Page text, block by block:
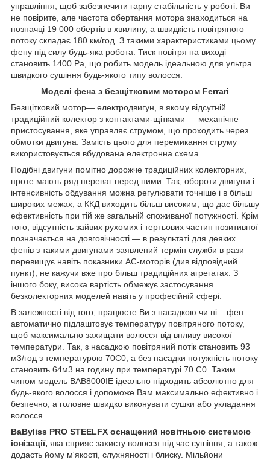
управління, щоб забезпечити гарну стабільність у роботі. Ви
не повірите, але частота обертання мотора знаходиться на
позначці 19 000 обертів в хвилину, а швидкість повітряного
потоку складає 180 км/год. З такими характеристиками цьому
фену під силу будь-яка робота. Тиск повітря на виході
становить 1400 Pa, що робить модель ідеальною для ультра
швидкого сушіння будь-якого типу волосся.
Моделі фена з безщітковим мотором Ferrari
Безщітковий мотор— електродвигун, в якому відсутній
традиційний колектор з контактами-щітками — механічне
пристосування, яке управляє струмом, що проходить через
обмотки двигуна. Замість цього для перемикання струму
використовується вбудована електронна схема.
Подібні двигуни помітно дорожче традиційних колекторних,
проте мають ряд переваг перед ними. Так, обороти двигуни і
інтенсивність обдування можна регулювати точніше і в більш
широких межах, а ККД виходить більш високим, що дає більшу
ефективність при тій же загальній споживаної потужності. Крім
того, відсутність зайвих рухомих і тертьових частин позитивної
позначається на довговічності — в результаті для деяких
фенів з такими двигунами заявлений термін служби в рази
перевищує навіть показники AC-моторів (див.відповідний
пункт), не кажучи вже про більш традиційних агрегатах. З
іншого боку, висока вартість обмежує застосування
безколекторних моделей навіть у професійній сфері.
В залежності від того, працюєте Ви з насадкою чи ні – фен
автоматично підлаштовує температуру повітряного потоку,
щоб максимально захищати волосся від впливу високої
температури. Так, з насадкою повітряний потік становить 93
м3/год з температурою 70C0 , а без насадки потужність потоку
становить 64м3 на годину при температурі 70 C0 . Таким
чином модель BAB8000IE ідеально підходить абсолютно для
будь-якого волосся і допоможе Вам максимально ефективно і
безпечно, а головне швидко виконувати сушки або укладання
волосся.
BaByliss PRO STEELFX оснащений новітньою системою
іонізації, яка сприяє захисту волосся під час сушіння, а також
додасть йому м'якості, слухняності і блиску. Мільйони